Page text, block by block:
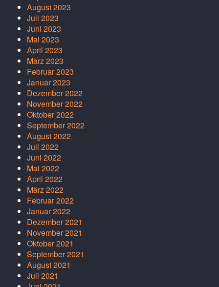
August 2023
Juli 2023
Juni 2023
Mai 2023
April 2023
März 2023
Februar 2023
Januar 2023
Dezember 2022
November 2022
Oktober 2022
September 2022
August 2022
Juli 2022
Juni 2022
Mai 2022
April 2022
März 2022
Februar 2022
Januar 2022
Dezember 2021
November 2021
Oktober 2021
September 2021
August 2021
Juli 2021